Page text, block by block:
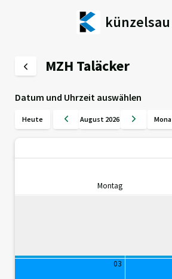
künzelsau
MZH Taläcker
Datum und Uhrzeit auswählen
Heute August 2026
Montag
03